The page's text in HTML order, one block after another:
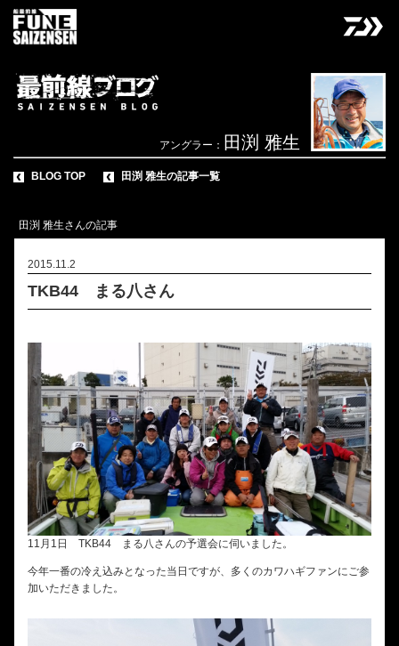
アングラー： 田渕 雅生
BLOG TOP 田渕 雅生の記事一覧
田渕 雅生さんの記事
2015.11.2
TKB44 まる八さん
11月1日 TKB44 まる八さんの予選会に伺いました。
今年一番の冷え込みとなった当日ですが、多くのカワハギファンにご参
加いただきました。